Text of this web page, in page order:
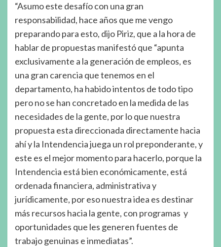
“Asumo este desafío con una gran
responsabilidad, hace años que me vengo
preparando para esto, dijo Piriz, que a la hora de
hablar de propuestas manifestó que “apunta
exclusivamente a la generación de empleos, es
una gran carencia que tenemos en el
departamento, ha habido intentos de todo tipo
pero no se han concretado en la medida de las
necesidades de la gente, por lo que nuestra
propuesta esta direccionada directamente hacia
ahí y la Intendencia juega un rol preponderante, y
este es el mejor momento para hacerlo, porque la
Intendencia está bien económicamente, está
ordenada financiera, administrativa y
jurídicamente, por eso nuestra idea es destinar
más recursos hacia la gente, con programas y
oportunidades que les generen fuentes de
trabajo genuinas e inmediatas”.